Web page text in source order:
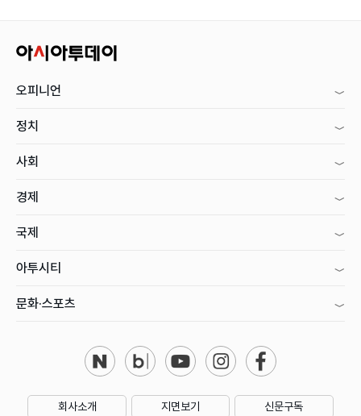
오피니언
정치
사회
경제
국제
아투시티
문화·스포츠
회사소개 지면보기 신문구독